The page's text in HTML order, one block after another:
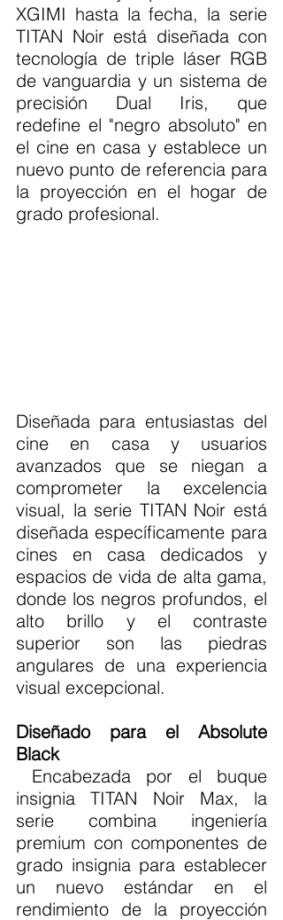
XGIMI hasta la fecha, la serie
TITAN Noir está diseñada con
tecnología de triple láser RGB
de vanguardia y un sistema de
precisión Dual Iris, que
redefine el "negro absoluto" en
el cine en casa y establece un
nuevo punto de referencia para
la proyección en el hogar de
grado profesional.
Diseñada para entusiastas del
cine en casa y usuarios
avanzados que se niegan a
comprometer la excelencia
visual, la serie TITAN Noir está
diseñada específicamente para
cines en casa dedicados y
espacios de vida de alta gama,
donde los negros profundos, el
alto brillo y el contraste
superior son las piedras
angulares de una experiencia
visual excepcional.
Diseñado para el Absolute
Black
insignia TITAN Noir Max, la
serie combina ingeniería
premium con componentes de
grado insignia para establecer
un nuevo estándar en el
rendimiento de la proyección